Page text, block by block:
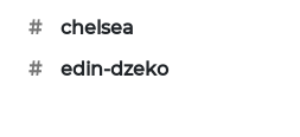
#
chelsea
#
edin-dzeko
AKHLAK